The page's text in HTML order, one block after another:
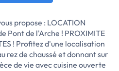
propose : LOCATION
Pont de l'Arche ! PROXIMITE
! Profitez d'une localisation
rez de chaussé et donnant sur
de vie avec cuisine ouverte